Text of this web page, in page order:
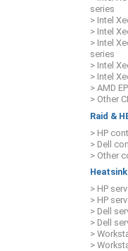
series
> Intel
> Intel
> Intel
series
> Intel
> Intel
> AMD
> Other
Raid &
> HP
> Dell
> Other
> HP
> HP
> Dell
> Dell
>
>